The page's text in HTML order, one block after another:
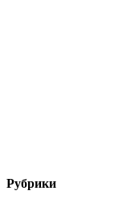
Рубрики